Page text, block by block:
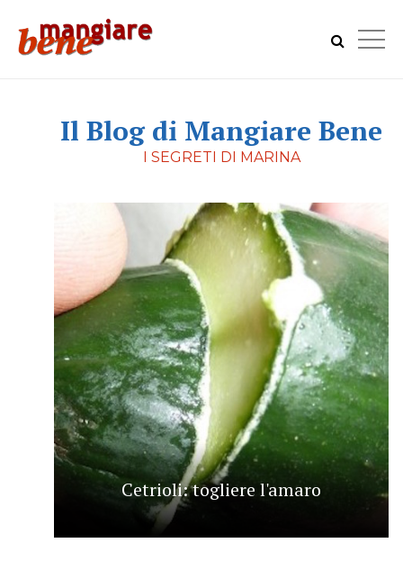
Il Blog di Mangiare Bene
I SEGRETI DI MARINA
Cetrioli: togliere l'amaro